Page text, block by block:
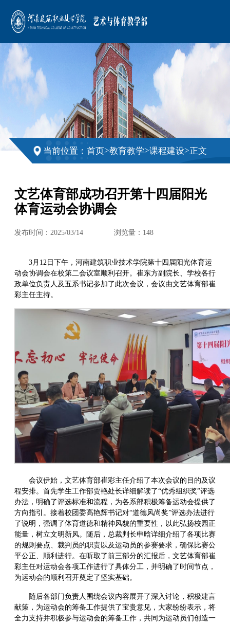
当前位置：首页>教育教学>课程建设>正文
文艺体育部成功召开第十四届阳光
体育运动会协调会
发布时间：2025/03/14 浏览量： 148
3月12日下午，河南建筑职业技术学院第十四届阳光体育运
动会协调会在校第二会议室顺利召开。崔东方副院长、学校各行
政单位负责人及五系书记参加了此次会议，会议由文艺体育部崔
彩主任主持。
会议伊始，文艺体育部崔彩主任介绍了本次会议的目的及议
程安排。首先学生工作部贾艳处长详细解读了“优秀组织奖”评选
办法，明确了评选标准和流程，为各系部积极筹备运动会提供了
方向指引。接着校团委高艳辉书记对“道德风尚奖”评选办法进行
了说明，强调了体育道德和精神风貌的重要性，以此弘扬校园正
能量，树立文明新风。随后，总裁判长申晗详细介绍了各项比赛
的规则要点、裁判员的职责以及运动员的参赛要求，确保比赛公
平公正、顺利进行。在听取了前三部分的汇报后，文艺体育部崔
彩主任对运动会各项工作进行了具体分工，并明确了时间节点，
为运动会的顺利召开奠定了坚实基础。
随后各部门负责人围绕会议内容展开了深入讨论，积极建言
献策，为运动会的筹备工作提供了宝贵意见，大家纷纷表示，将
全力支持并积极参与运动会的筹备工作，共同为运动员们创造一